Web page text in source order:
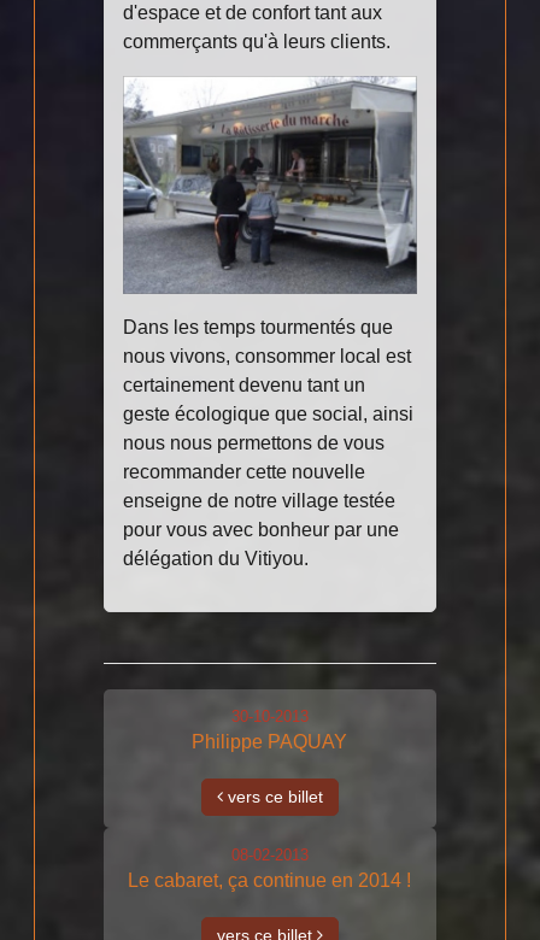
d'espace et de confort tant aux
commerçants qu'à leurs clients.
Dans les temps tourmentés que
nous vivons, consommer local est
certainement devenu tant un
geste écologique que social, ainsi
nous nous permettons de vous
recommander cette nouvelle
enseigne de notre village testée
pour vous avec bonheur par une
délégation du Vitiyou.
30-10-2013
Philippe PAQUAY
vers ce billet
08-02-2013
Le cabaret, ça continue en 2014 !
vers ce billet